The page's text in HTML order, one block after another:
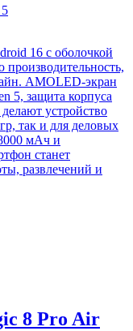
16 с оболочкой
AMOLED-экран
5, защита корпуса
устройство
так и для деловых
мАч и
станет
развлечений и
8 Pro Air